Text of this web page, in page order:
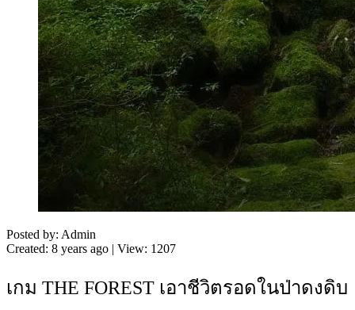
Posted by: Admin
Created: 8 years ago | View: 1207
เกม THE FOREST เอาชีวิตรอดในป่าดงดิบ